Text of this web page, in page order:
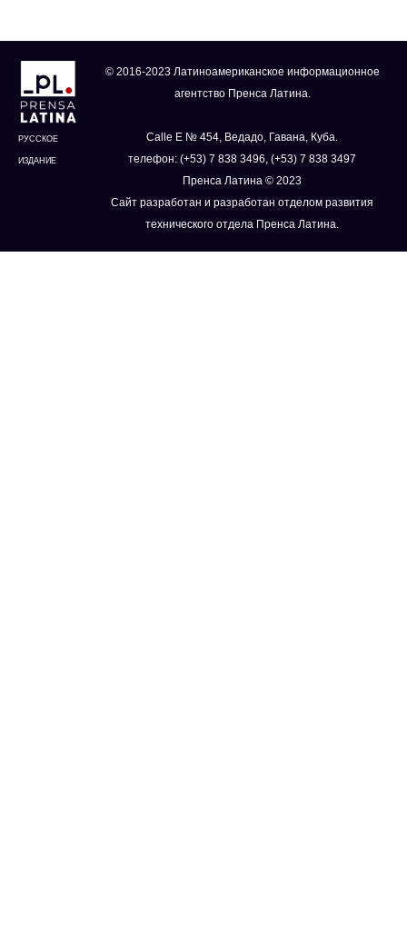
РУССКОЕ
ИЗДАНИЕ
© 2016-2023 Латиноамериканское информационное
агентство Пренса Латина.
Calle E № 454, Ведадо, Гавана, Куба.
телефон: (+53) 7 838 3496, (+53) 7 838 3497
Пренса Латина © 2023
Сайт разработан и разработан отделом развития
технического отдела Пренса Латина.